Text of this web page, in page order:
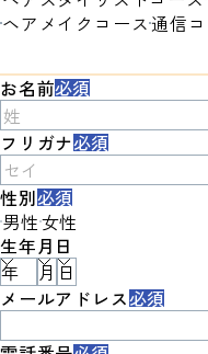
ヘアメイクコース通信
お名前必須
フリガナ必須
性別必須
男性女性
生年月日
メールアドレス必須